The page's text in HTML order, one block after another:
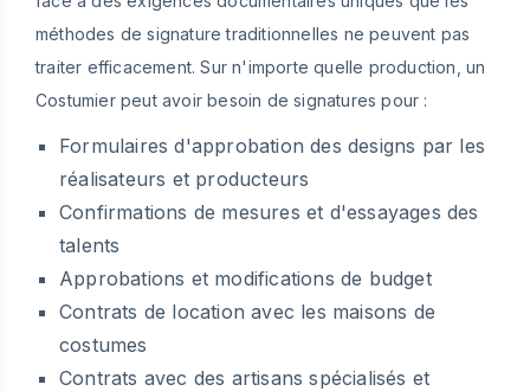
méthodes de signature traditionnelles ne peuvent pas
traiter efficacement. Sur n'importe quelle production, un
Costumier peut avoir besoin de signatures pour :
Formulaires d'approbation des designs par les
réalisateurs et producteurs
Confirmations de mesures et d'essayages des
talents
Approbations et modifications de budget
Contrats de location avec les maisons de
costumes
Contrats avec des artisans spécialisés et